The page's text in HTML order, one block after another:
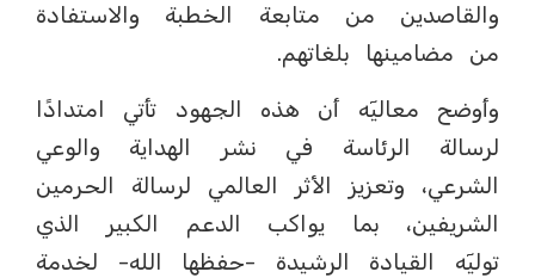
والقاصدين من متابعة الخطبة والاستفادة
من مضامينها بلغاتهم.
وأوضح معاليٓه أن هذه الجهود تأتي امتدادًا
لرسالة الرئاسة في نشر الهداية والوعي
الشرعي، وتعزيز الأثر العالمي لرسالة الحرمين
الشريفين، بما يواكب الدعم الكبير الذي
توليٓه القيادة الرشيدة -حفظها الله- لخدمة